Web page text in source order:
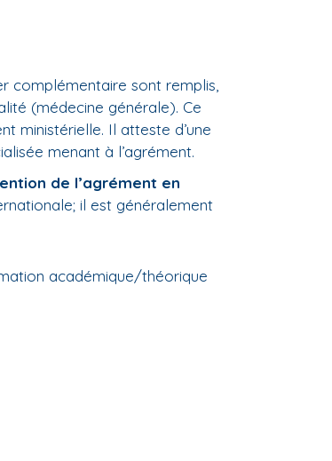
complémentaire sont remplis,
(médecine générale). Ce
ministérielle. Il atteste d’une
menant à l’agrément.
de l’agrément en
il est généralement
académique/théorique